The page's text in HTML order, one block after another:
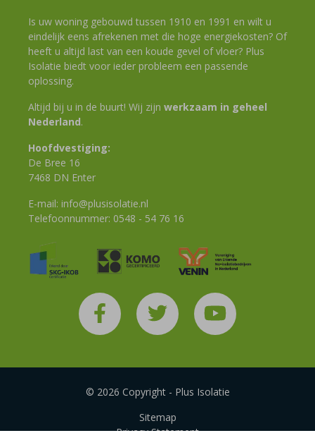
Is uw woning gebouwd tussen 1910 en 1991 en wilt u
eindelijk eens afrekenen met die hoge energiekosten? Of
heeft u altijd last van een koude gevel of vloer? Plus
Isolatie biedt voor ieder probleem een passende
oplossing.
Altijd bij u in de buurt! Wij zijn werkzaam in geheel
Nederland.
Hoofdvestiging:
De Bree 16
7468 DN Enter
E-mail: info@plusisolatie.nl
Telefoonnummer: 0548 - 54 76 16
© 2026 Copyright - Plus Isolatie
Sitemap
Privacy Statement